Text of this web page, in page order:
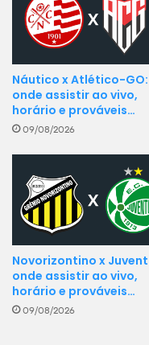
Náutico x Atlético-GO:
onde assistir ao vivo,
horário e prováveis…
09/08/2026
Novorizontino x
onde assistir ao vivo,
horário e prováveis…
09/08/2026